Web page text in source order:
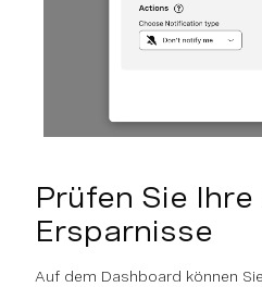
Prüfen Sie Ihre
Ersparnisse
Auf dem Dashboard können